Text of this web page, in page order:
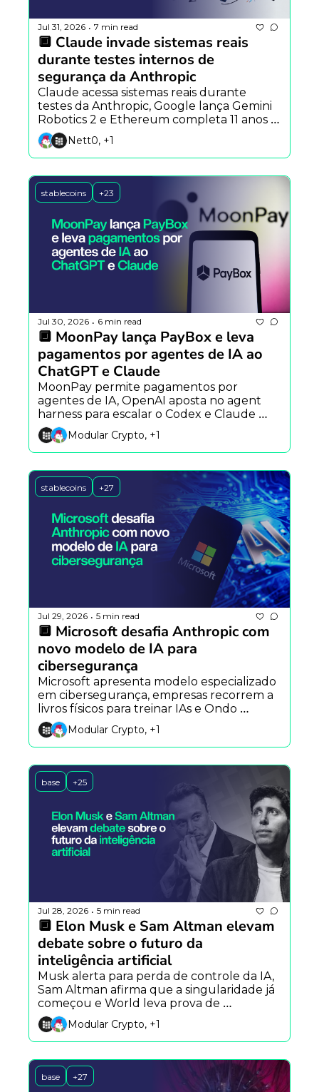
Jul 31, 2026 • 7 min read
🔲 Claude invade sistemas reais
durante testes internos de
segurança da Anthropic
Claude acessa sistemas reais durante
testes da Anthropic, Google lança Gemini
Robotics 2 e Ethereum completa 11 anos
com avanço institucional.
Nett0, +1
stablecoins +23
Jul 30, 2026 • 6 min read
🔲 MoonPay lança PayBox e leva
pagamentos por agentes de IA ao
ChatGPT e Claude
MoonPay permite pagamentos por
agentes de IA, OpenAI aposta no agent
harness para escalar o Codex e Claude
Mythos encontra falha inédita em
criptografia pós-quântica.
Modular Crypto, +1
stablecoins +27
Jul 29, 2026 • 5 min read
🔲 Microsoft desafia Anthropic com
novo modelo de IA para
cibersegurança
Microsoft apresenta modelo especializado
em cibersegurança, empresas recorrem a
livros físicos para treinar IAs e Ondo
reformula sua infraestrutura blockchain
com a Ondo Network.
Modular Crypto, +1
base +25
Jul 28, 2026 • 5 min read
🔲 Elon Musk e Sam Altman elevam
debate sobre o futuro da
inteligência artificial
Musk alerta para perda de controle da IA,
Sam Altman afirma que a singularidade já
começou e World leva prova de
humanidade para agentes autônomos.
Modular Crypto, +1
base +27